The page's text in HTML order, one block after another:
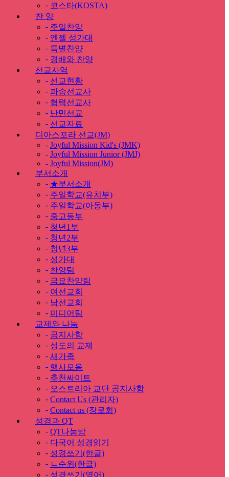
- 코스타(KOSTA)
찬 양
- 주일찬양
- 엔젤 성가대
- 특별찬양
- 경배와 찬양
선교사역
- 선교현황
- 파송선교사
- 협력선교사
- 난민선교
- 선교자료
디아스포라 선교(JM)
- Joyful Mission Kid's (JMK)
- Joyful Mission Junior (JMJ)
- Joyful Mission(JM)
부서소개
- ★부서소개
- 주일학교(유치부)
- 주일학교(아동부)
- 중고등부
- 청년1부
- 청년2부
- 청년3부
- 성가대
- 찬양팀
- 금요찬양팀
- 여선교회
- 남선교회
- 미디어팀
교제와 나눔
- 공지사항
- 성도의 교제
- 새가족
- 행사모음
- 추천싸이트
- 오스트리아 교단 공지사항
- Contact Us (관리자)
- Contact us (장로회)
성경과 QT
- QT나눔방
- 다국어 성경읽기
- 성경쓰기(한글)
- ㄴ순위(한글)
- 성경쓰기(영어)